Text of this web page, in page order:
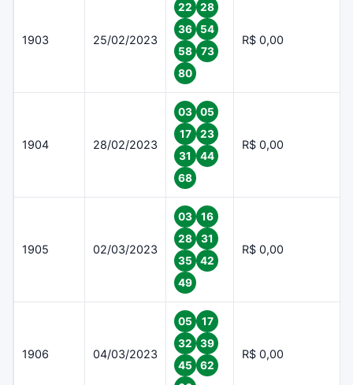
1903 25/02/2023
22
28
36
54
58
73
80
R$ 0,00
1904 28/02/2023
03
05
17
23
31
44
68
R$ 0,00
1905 02/03/2023
03
16
28
31
35
42
49
R$ 0,00
1906 04/03/2023
05
17
32
39
45
62
R$ 0,00